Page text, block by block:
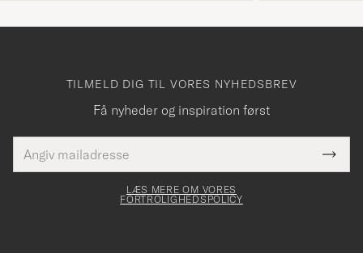
TILMELD DIG TIL VORES NYHEDSBREV
Få nyheder og inspiration først
mailadresse
skal
Tack
för
LÆS MERE OM VORES
FORTROLIGHEDSPOLICY